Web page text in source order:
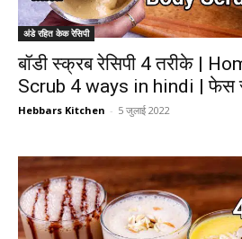
अंडे रहित केक रेसिपी
बॉडी स्क्रब रेसिपी 4 तरीके |
Scrub 4 ways in hindi | फेस
Hebbars Kitchen - 5 जुलाई 2022